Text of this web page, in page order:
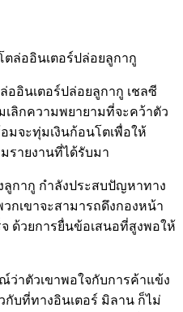
อินเตอร์ปล่อยลูกากู เชลซี
เลิกความพยายามที่จะคว้าตัว
มจะทุ่มเงินก้อนโตเพื่อให้
รายงานที่ได้รับมา
กากู กำลังประสบปัญหาทาง
กเขาจะสามารถดึงกองหน้า
จ ด้วยการยื่นข้อเสนอที่สูงพอให้
าตัวเขาพอใจกับการค้าแข้ง
กับที่ทางอินเตอร์ มิลาน ก็ไม่